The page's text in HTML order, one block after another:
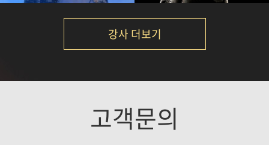
강사 더보기
고객문의